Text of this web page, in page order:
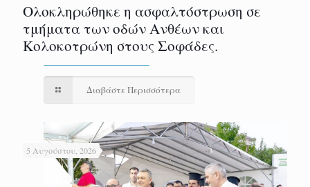
Ολοκληρώθηκε η ασφαλτόστρωση σε
τμήματα των οδών Ανθέων και
Κολοκοτρώνη στους Σοφάδες.
Διαβάστε Περισσότερα
5 Αυγούστου, 2026